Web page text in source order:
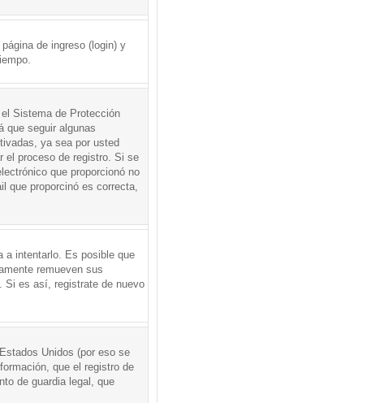
de ingreso (login) y
Sistema de Protección
que seguir algunas
ya sea por usted
el proceso de registro. Si se
que proporcionó no
que proporcinó es correcta,
a intentarlo. Es posible que
remueven sus
Si es así, registrate de nuevo
Unidos (por eso se
que el registro de
de guardia legal, que